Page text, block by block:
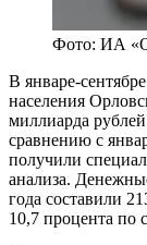
Фото: ИА
В январе-
населения
миллиарда
сравнению с
получили
анализа.
года составили
10,7 процента по